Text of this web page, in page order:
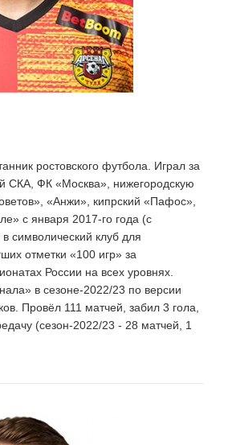
ростовского футбола. Играл за
СКА, ФК «Москва», нижегородскую
«Анжи», кипрский «Пафос»,
с января 2017-го года (с
символический клуб для
отметки «100 игр» за
России на всех уровнях.
в сезоне-2022/23 по версии
Провёл 111 матчей, забил 3 гола,
(сезон-2022/23 - 28 матчей, 1